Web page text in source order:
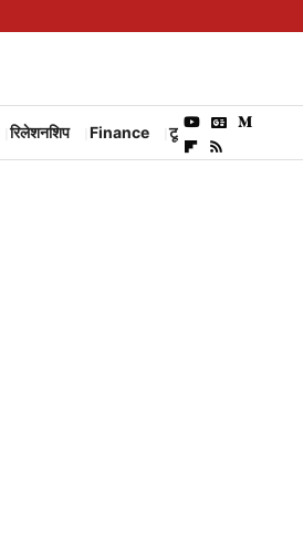
रिलेशनशिप Finance टूरिज्म